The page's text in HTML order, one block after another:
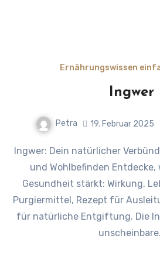
Ernährungswissen
Ingwer
Petra 19. Februar 2025
und Wohlbefinden Entdecke,
Gesundheit stärkt: Wirkung,
Purgiermittel, Rezept für
für natürliche Entgiftung. Die